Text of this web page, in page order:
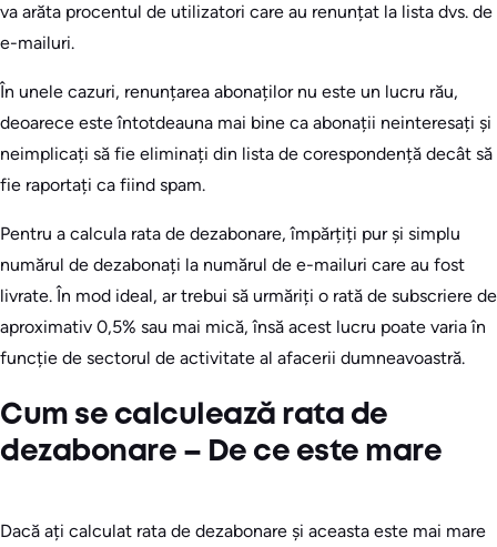
va arăta procentul de utilizatori care au renunțat la lista dvs. de
e-mailuri.
În unele cazuri, renunțarea abonaților nu este un lucru rău,
deoarece este întotdeauna mai bine ca abonații neinteresați și
neimplicați să fie eliminați din lista de corespondență decât să
fie raportați ca fiind spam.
Pentru a calcula rata de dezabonare, împărțiți pur și simplu
numărul de dezabonați la numărul de e-mailuri care au fost
livrate. În mod ideal, ar trebui să urmăriți o rată de subscriere de
aproximativ 0,5% sau mai mică, însă acest lucru poate varia în
funcție de sectorul de activitate al afacerii dumneavoastră.
Cum se calculează rata de
dezabonare – De ce este mare
Dacă ați calculat rata de dezabonare și aceasta este mai mare